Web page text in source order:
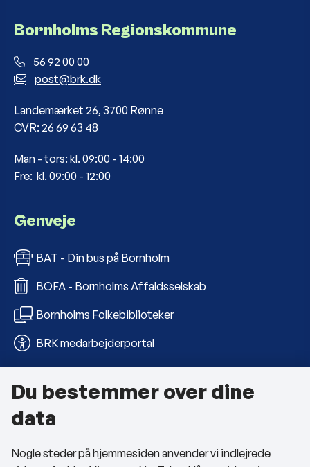
Bornholms Regionskommune
56 92 00 00
post@brk.dk
Landemærket 26, 3700 Rønne
CVR: 26 69 63 48
Man - tors: kl. 09:00 - 14:00
Fre: kl. 09:00 - 12:00
Genveje
BAT - Din bus på Bornholm
BOFA - Bornholms Affaldsselskab
Bornholms Folkebiblioteker
BRK medarbejderportal
Om kommunen
Kontakt os
Telefon- og åbningstider
Du bestemmer over dine
data
Nogle steder på hjemmesiden anvender vi indlejrede